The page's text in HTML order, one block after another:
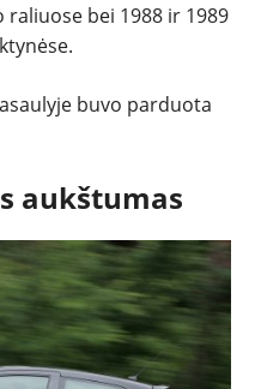
raliuose bei 1988 ir 1989
buvo parduota
aukštumas